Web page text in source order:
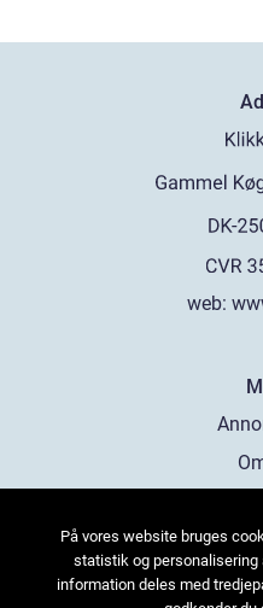
web:
På vores website bruges
statistik og personalisering
information deles med